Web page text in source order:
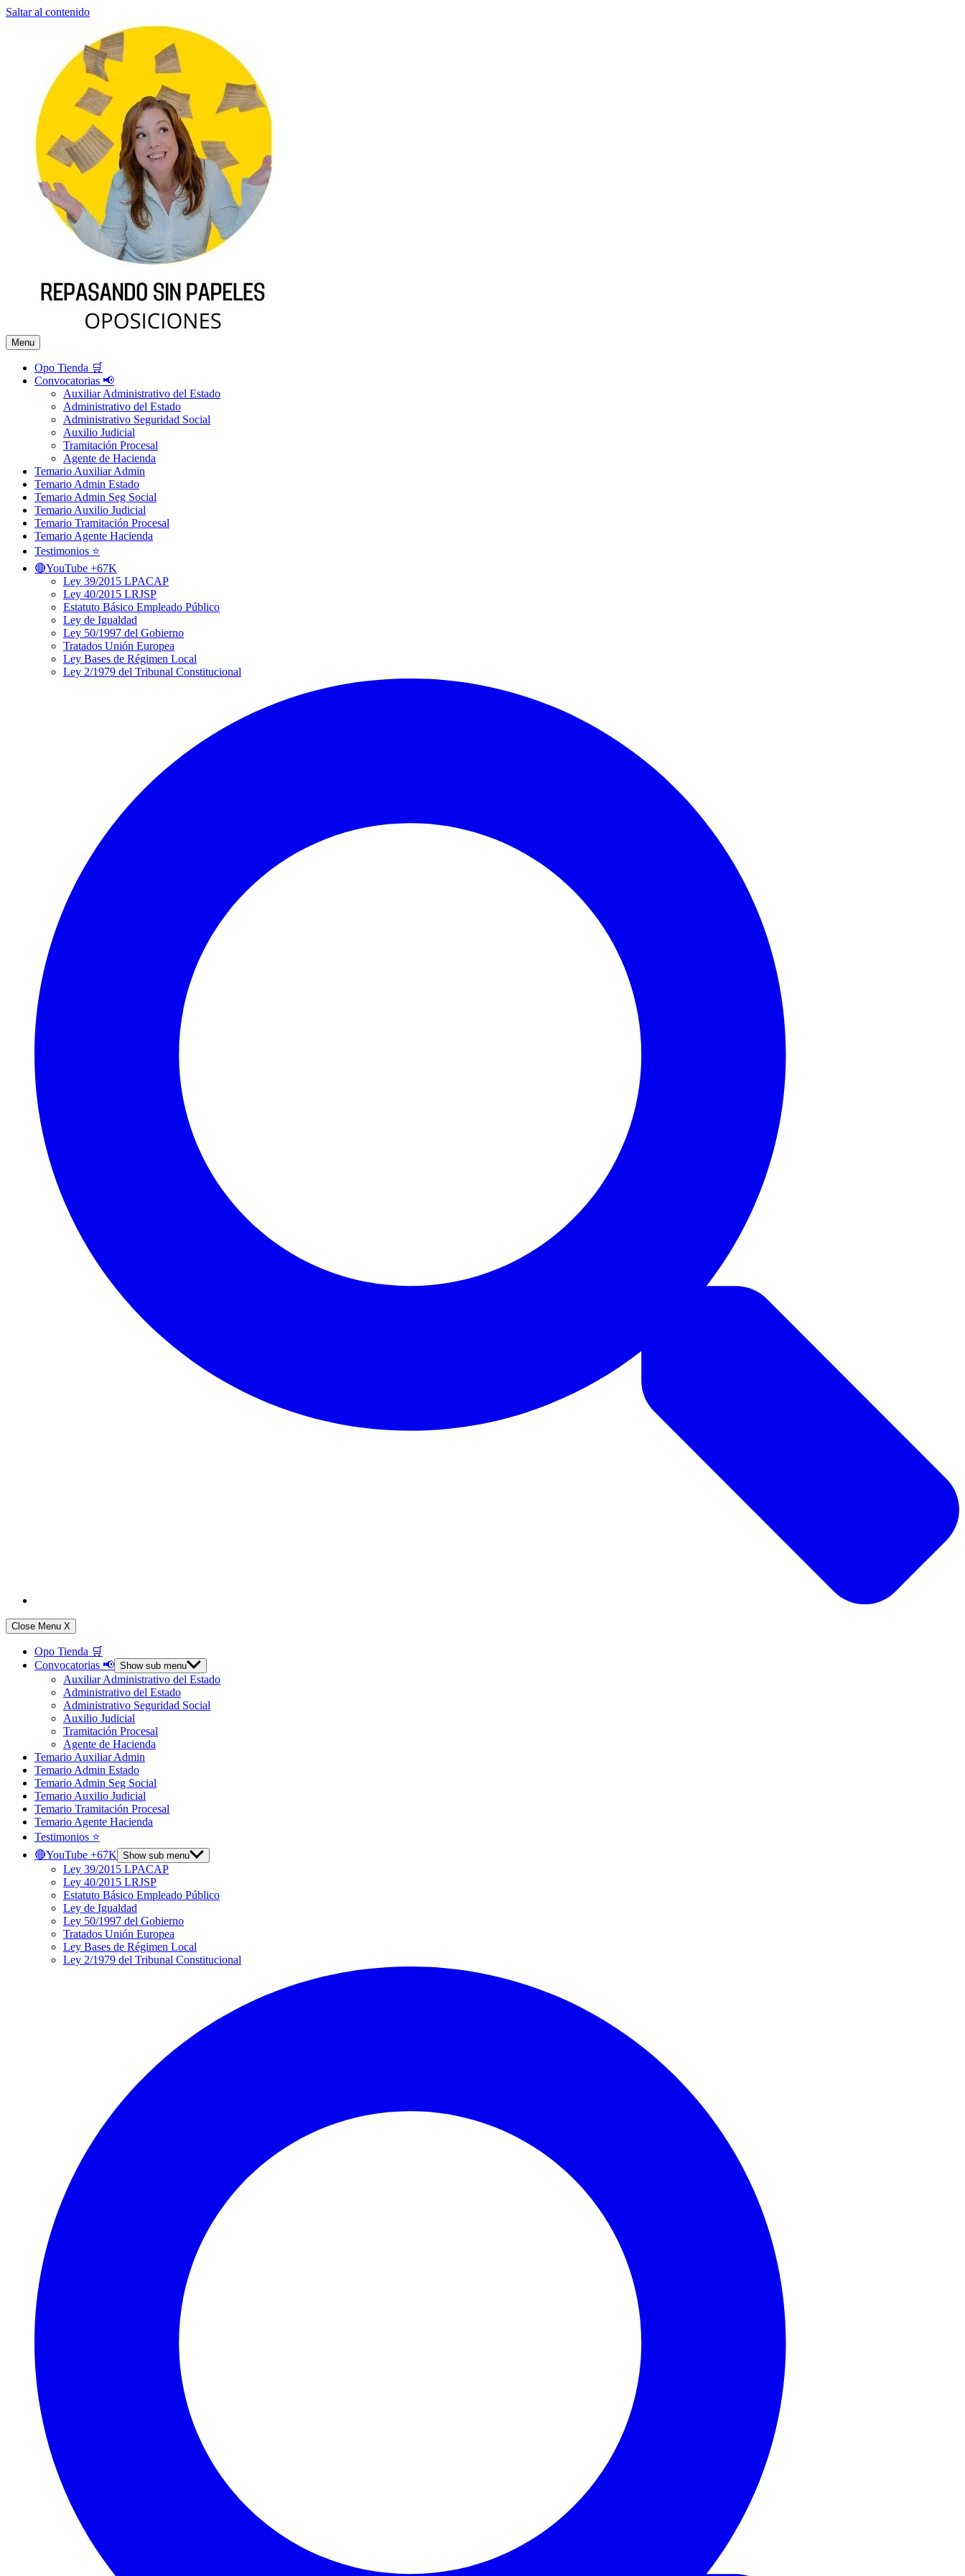
Saltar al contenido
Menu
Opo Tienda 🛒
Convocatorias 📢
Auxiliar Administrativo del Estado
Administrativo del Estado
Administrativo Seguridad Social
Auxilio Judicial
Tramitación Procesal
Agente de Hacienda
Temario Auxiliar Admin
Temario Admin Estado
Temario Admin Seg Social
Temario Auxilio Judicial
Temario Tramitación Procesal
Temario Agente Hacienda
Testimonios ⭐️
🔴YouTube +67K
Ley 39/2015 LPACAP
Ley 40/2015 LRJSP
Estatuto Básico Empleado Público
Ley de Igualdad
Ley 50/1997 del Gobierno
Tratados Unión Europea
Ley Bases de Régimen Local
Ley 2/1979 del Tribunal Constitucional
Close Menu X
Opo Tienda 🛒
Convocatorias 📢 Show sub menu
Auxiliar Administrativo del Estado
Administrativo del Estado
Administrativo Seguridad Social
Auxilio Judicial
Tramitación Procesal
Agente de Hacienda
Temario Auxiliar Admin
Temario Admin Estado
Temario Admin Seg Social
Temario Auxilio Judicial
Temario Tramitación Procesal
Temario Agente Hacienda
Testimonios ⭐️
🔴YouTube +67K Show sub menu
Ley 39/2015 LPACAP
Ley 40/2015 LRJSP
Estatuto Básico Empleado Público
Ley de Igualdad
Ley 50/1997 del Gobierno
Tratados Unión Europea
Ley Bases de Régimen Local
Ley 2/1979 del Tribunal Constitucional